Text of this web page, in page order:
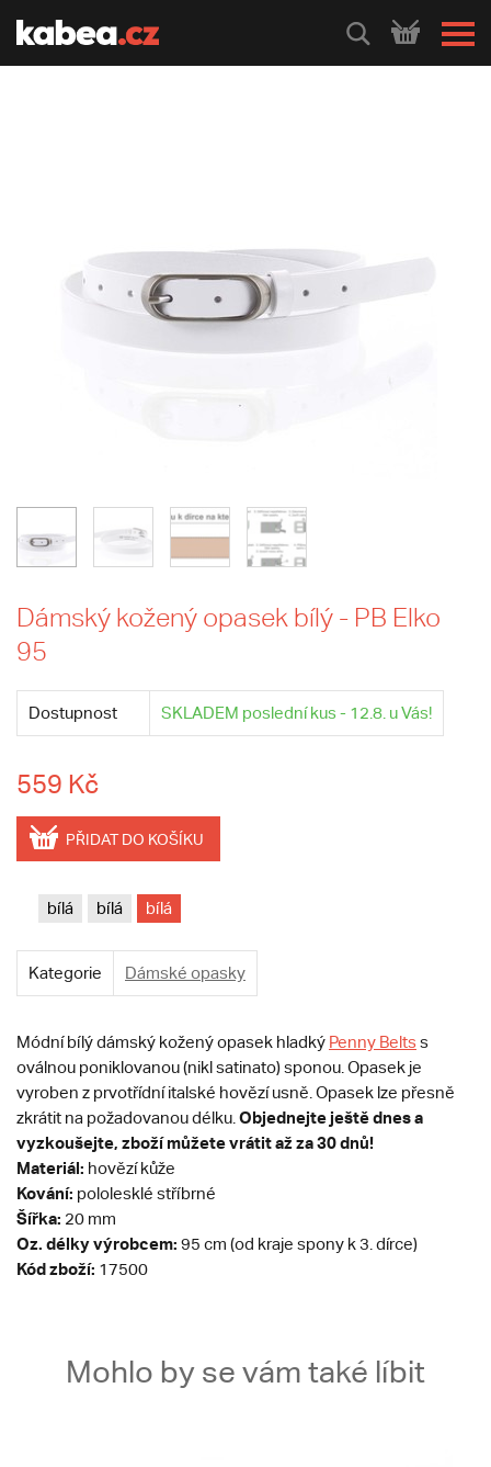
HLEDEJ
Dámský kožený opasek bílý - PB Elko
95
Dostupnost SKLADEM poslední kus - 12.8. u Vás!
559 Kč
PŘIDAT DO KOŠÍKU
bílá bílá bílá
Kategorie Dámské opasky
Módní bílý dámský kožený opasek hladký Penny Belts s
oválnou poniklovanou (nikl satinato) sponou. Opasek je
vyroben z prvotřídní italské hovězí usně. Opasek lze přesně
zkrátit na požadovanou délku. Objednejte ještě dnes a
vyzkoušejte, zboží můžete vrátit až za 30 dnů!
Materiál: hovězí kůže
Kování: pololesklé stříbrné
Šířka: 20 mm
Oz. délky výrobcem: 95 cm (od kraje spony k 3. dírce)
Kód zboží: 17500
Mohlo by se vám také líbit